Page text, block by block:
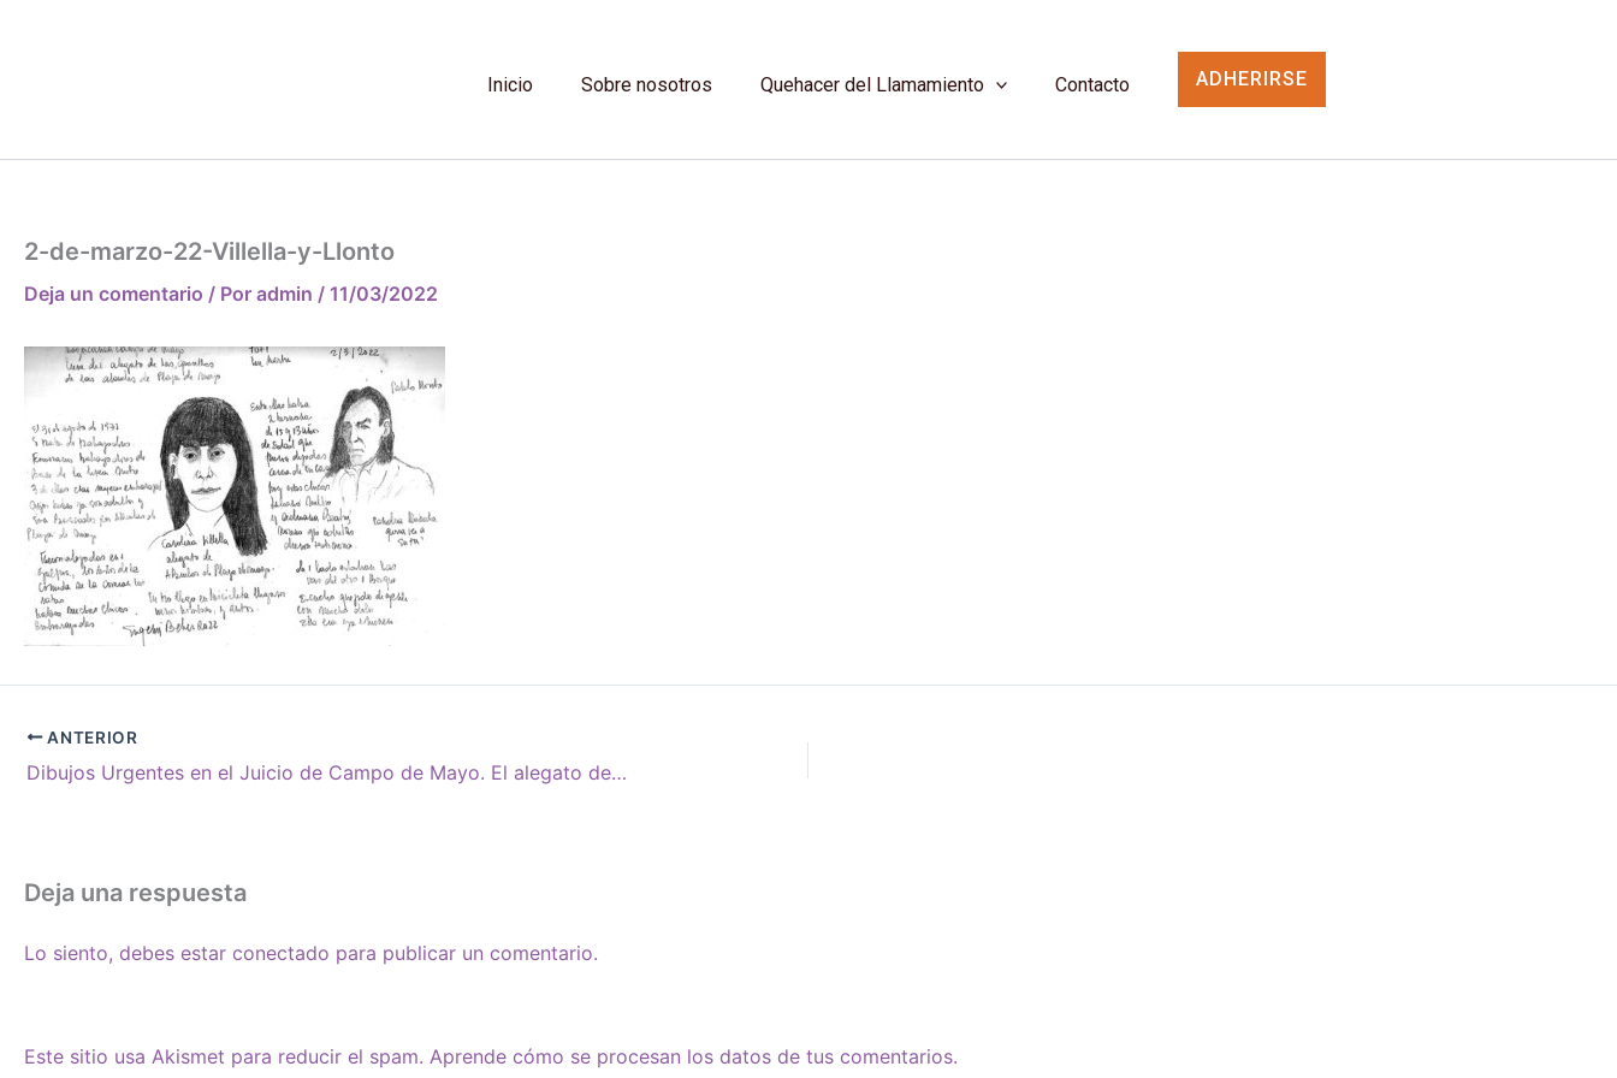
Inicio Sobre nosotros Quehacer del Llamamiento Contacto ADHERIRSE
2-de-marzo-22-Villella-y-Llonto
Deja un comentario / Por admin / 11/03/2022
ANTERIOR
Dibujos Urgentes en el Juicio de Campo de Mayo. El alegato de Abuelas
Deja una respuesta
Lo siento, debes estar conectado para publicar un comentario.
Este sitio usa Akismet para reducir el spam. Aprende cómo se procesan los datos de tus comentarios.